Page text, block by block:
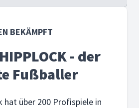
BEKÄMPFT
- der
Fußballer
hat über 200 Profispiele in